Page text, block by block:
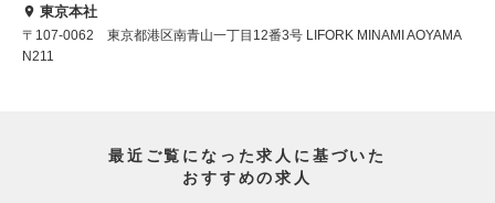
東京本社
〒107-0062 東京都港区南青山一丁目12番3号 LIFORK MINAMI AOYAMA
N211
最近ご覧になった求人に基づいた
おすすめの求人